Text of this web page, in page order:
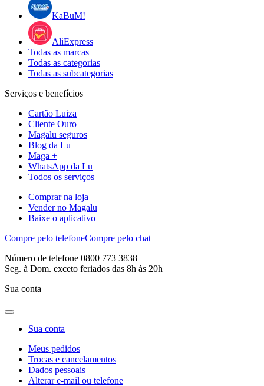
KaBuM!
AliExpress
Todas as marcas
Todas as categorias
Todas as subcategorias
Serviços e benefícios
Cartão Luiza
Cliente Ouro
Magalu seguros
Blog da Lu
Maga +
WhatsApp da Lu
Todos os serviços
Comprar na loja
Vender no Magalu
Baixe o aplicativo
Compre pelo telefoneCompre pelo chat
Número de telefone 0800 773 3838
Seg. à Dom. exceto feriados das 8h às 20h
Sua conta
Sua conta
Meus pedidos
Trocas e cancelamentos
Dados pessoais
Alterar e-mail ou telefone